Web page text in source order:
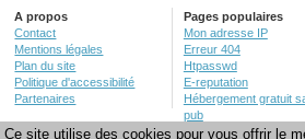
A propos
Contact
Mentions légales
Plan du site
Politique d'accessibilité
Partenaires
Pages populaires
Mon adresse IP
Erreur 404
Htpasswd
E-reputation
Hébergement gratuit
pub
Créer un site web
Ce site utilise des cookies pour vous offrir le